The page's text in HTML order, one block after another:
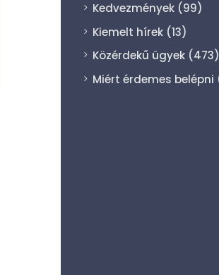
Kedvezmények(99)
Kiemelt hírek(13)
Közérdekű ügyek(473)
Miért érdemes belépni